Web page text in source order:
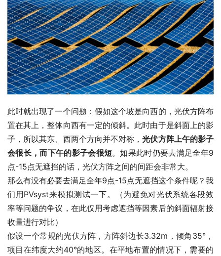
此时就出现了一个问题：假如这个坡是向西的，光伏方阵布
置在其上，整体向西有一定的倾斜。此时由于是斜面上的影
子，所以其东、西两个方向并不对称，光伏方阵上午的影子
会很长，而下午的影子会很短。如果此时仍要去满足全年9
点-15点无遮挡的话，光伏方阵之间的间距会非常大。
那么有没有必要去满足全年9点-15点无遮挡这个条件呢？我
们用PVsyst来模拟测试一下。（为避免对光伏系统各段效
率等问题的争议，在此仅用考虑遮挡等因素后的斜面辐射接
收量进行对比）
假设一个常规的光伏方阵，方阵斜边长3.32m，倾角35°，
项目在纬度大约40°的地区。在平地布置的情况下，需要的